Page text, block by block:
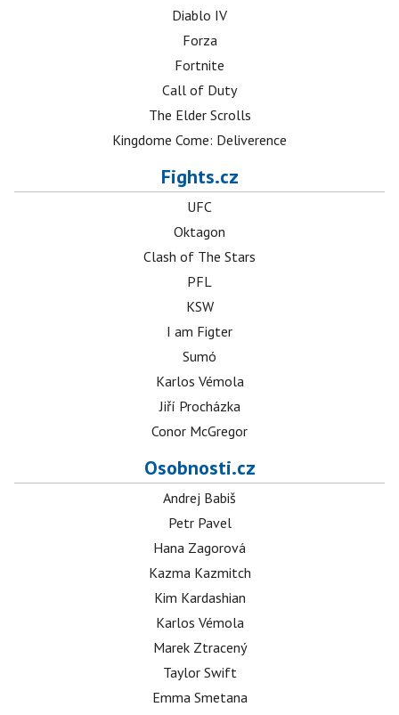
Diablo IV
Forza
Fortnite
Call of Duty
The Elder Scrolls
Kingdome Come: Deliverence
Fights.cz
UFC
Oktagon
Clash of The Stars
PFL
KSW
I am Figter
Sumó
Karlos Vémola
Jiří Procházka
Conor McGregor
Osobnosti.cz
Andrej Babiš
Petr Pavel
Hana Zagorová
Kazma Kazmitch
Kim Kardashian
Karlos Vémola
Marek Ztracený
Taylor Swift
Emma Smetana